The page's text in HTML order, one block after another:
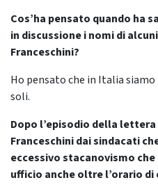
Cos’ha pensato quando ha
in discussione i nomi di
Franceschini?
Ho pensato che in Italia
soli.
Dopo l’episodio della
Franceschini dai sindacati
eccessivo stacanovismo
ufficio anche oltre l’orario di